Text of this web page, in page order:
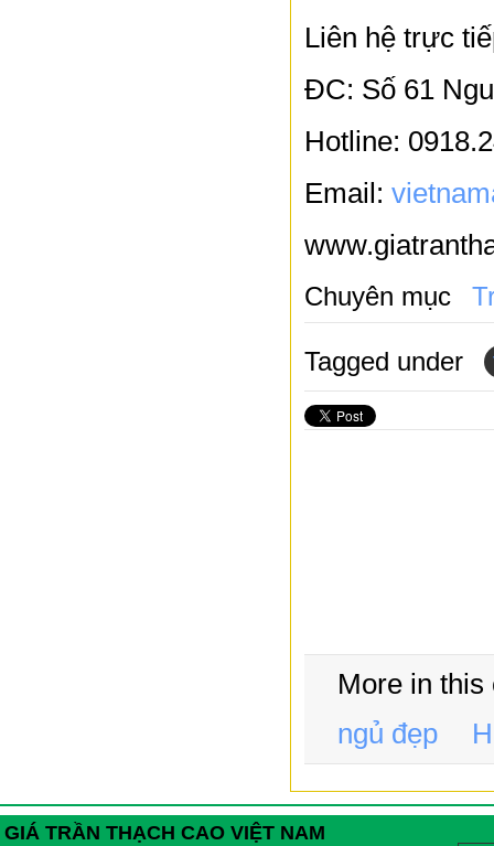
Liên hệ trực
ĐC: Số 61
Hotline:
Email:
Chuyên mục
Tagged under
More in this
ngủ đẹp
GIÁ TRẦN THẠCH CAO VIỆT NAM